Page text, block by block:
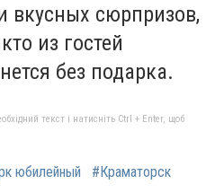
вкусных сюрпризов,
из гостей
без подарка.
текст і натисніть Ctrl + Enter, щоб
юбилейный #Краматорск